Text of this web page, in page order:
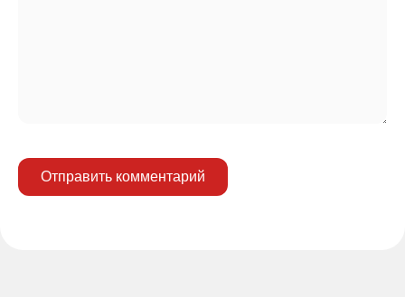
Отправить комментарий